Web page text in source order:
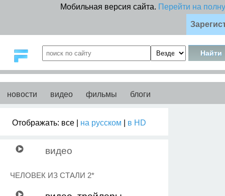
Мобильная версия сайта. Перейти на
новости видео фильмы блоги
Отображать: все | на русском в HD
видео
ЧЕЛОВЕК ИЗ СТАЛИ 2*